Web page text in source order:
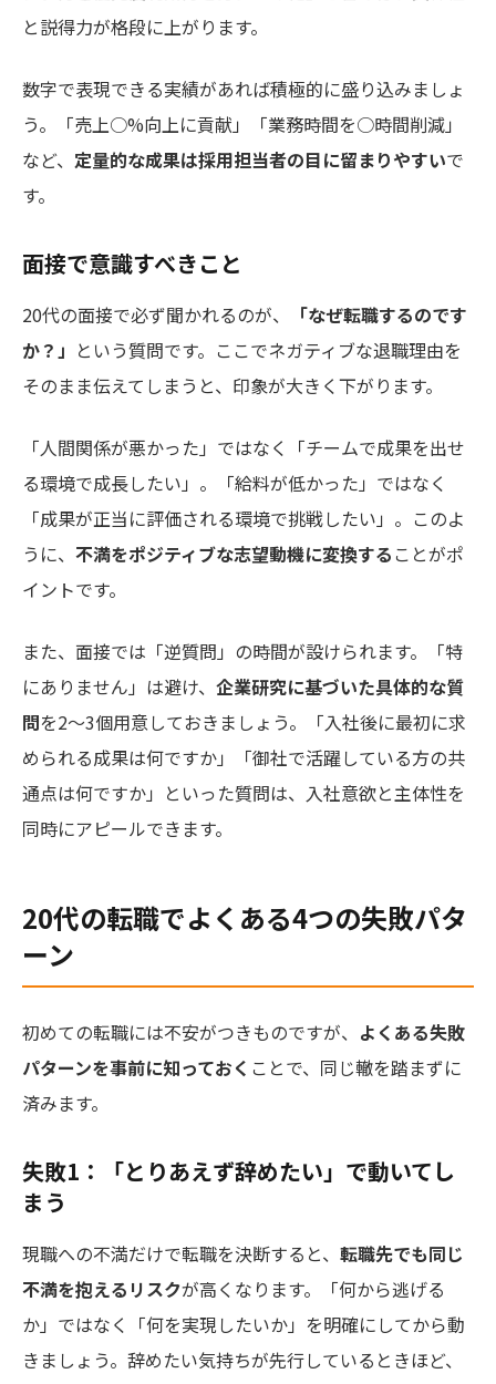
と説得力が格段に上がります。
数字で表現できる実績があれば積極的に盛り込みましょ
う。「売上○%向上に貢献」「業務時間を○時間削減」
など、 定量的な成果は採用担当者の目に留まりやすいで
す。
面接で意識すべきこと
20代の面接で必ず聞かれるのが、
「なぜ転職するのです
か？」 という質問です。ここでネガティブな退職理由を
そのまま伝えてしまうと、印象が大きく下がります。
「人間関係が悪かった」ではなく「チームで成果を出せ
る環境で成長したい」。「給料が低かった」ではなく
「成果が正当に評価される環境で挑戦したい」。このよ
うに、 不満をポジティブな志望動機に変換する ことがポ
イントです。
また、面接では「逆質問」の時間が設けられます。「特
にありません」は避け、 企業研究に基づいた具体的な質
問を2〜3個用意しておきましょう。「入社後に最初に求
められる成果は何ですか」「御社で活躍している方の共
通点は何ですか」といった質問は、入社意欲と主体性を
同時にアピールできます。
20代の転職でよくある4つの失敗パタ
ーン
初めての転職には不安がつきものですが、 よくある失敗
パターンを事前に知っておく ことで、同じ轍を踏まずに
済みます。
失敗1：「とりあえず辞めたい」で動いてし
まう
現職への不満だけで転職を決断すると、 転職先でも同じ
不満を抱えるリスクが高くなります。「何から逃げる
か」ではなく「何を実現したいか」を明確にしてから動
きましょう。辞めたい気持ちが先行しているときほど、